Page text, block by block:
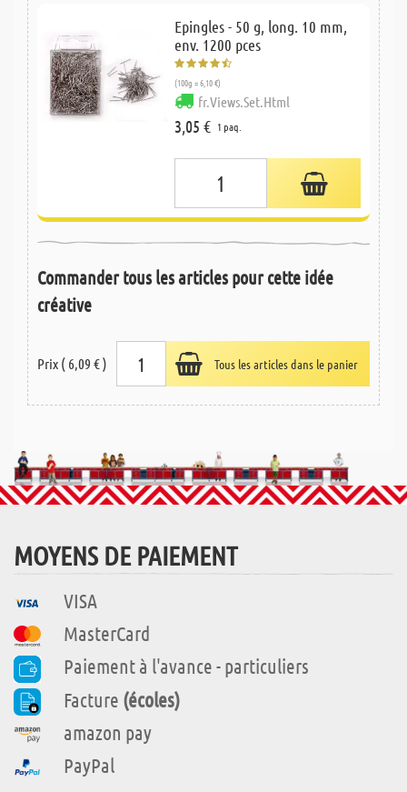
Epingles - 50 g, long. 10 mm,
env. 1200 pces
(100g = 6,10 €)
fr.Views.Set.Html
3,05 € 1 paq.
Commander tous les articles pour cette idée
créative
Prix ( 6,09 € ) Tous les articles dans le panier
MOYENS DE PAIEMENT
VISA
MasterCard
Paiement à l'avance - particuliers
Facture (écoles)
amazon pay
PayPal